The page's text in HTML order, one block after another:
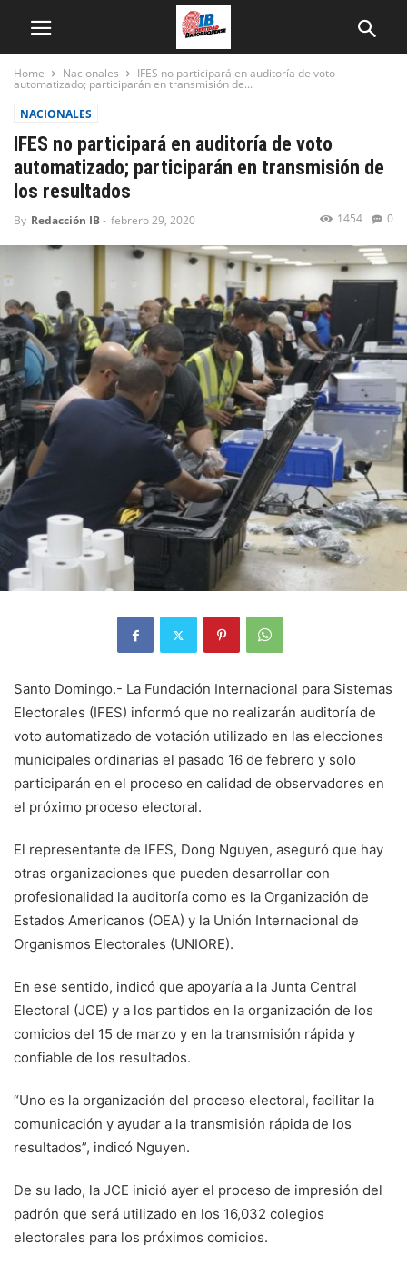
Home Nacionales IFES no participará en auditoría de voto
automatizado; participarán en transmisión de...
NACIONALES
IFES no participará en auditoría de voto
automatizado; participarán en transmisión de
los resultados
By Redacción IB- febrero 29, 2020 0
1454
Santo Domingo.- La Fundación Internacional para Sistemas
Electorales (IFES) informó que no realizarán auditoría de
voto automatizado de votación utilizado en las elecciones
municipales ordinarias el pasado 16 de febrero y solo
participarán en el proceso en calidad de observadores en
el próximo proceso electoral.
El representante de IFES, Dong Nguyen, aseguró que hay
otras organizaciones que pueden desarrollar con
profesionalidad la auditoría como es la Organización de
Estados Americanos (OEA) y la Unión Internacional de
Organismos Electorales (UNIORE).
En ese sentido, indicó que apoyaría a la Junta Central
Electoral (JCE) y a los partidos en la organización de los
comicios del 15 de marzo y en la transmisión rápida y
confiable de los resultados.
“Uno es la organización del proceso electoral, facilitar la
comunicación y ayudar a la transmisión rápida de los
resultados”, indicó Nguyen.
De su lado, la JCE inició ayer el proceso de impresión del
padrón que será utilizado en los 16,032 colegios
electorales para los próximos comicios.